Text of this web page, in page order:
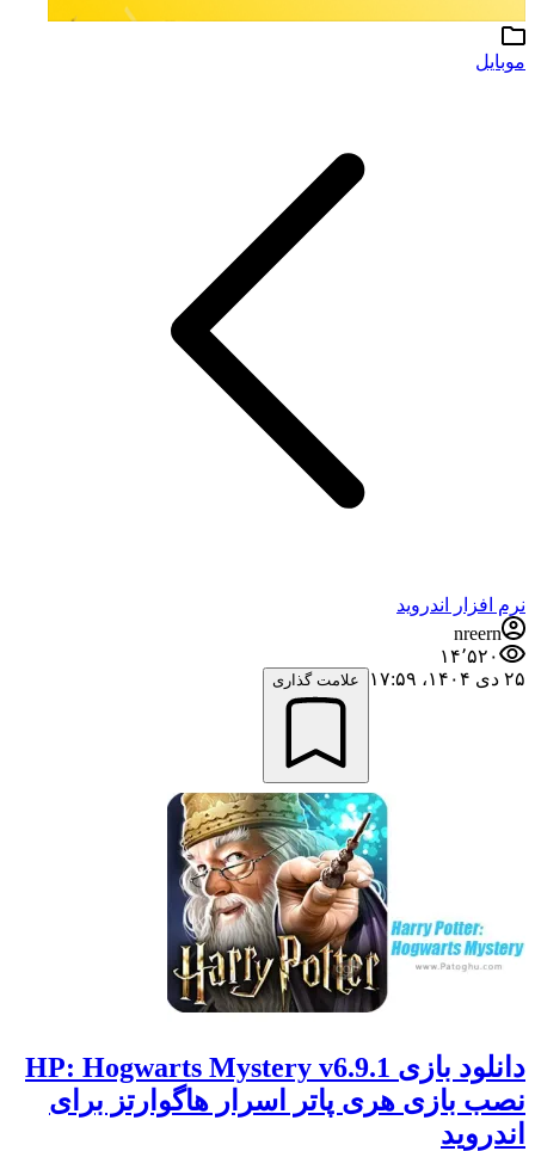
موبایل
نرم افزار اندروید
nreern
۱۴٬۵۲۰
۲۵ دی ۱۴۰۴،‏ ۱۷:۵۹
علامت گذاری
دانلود بازی HP: Hogwarts Mystery v6.9.1
نصب بازی هری پاتر اسرار هاگوارتز برای
اندروید